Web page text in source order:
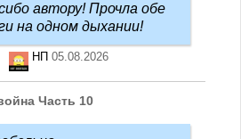
автору! Прочла обе
на одном дыхании!
НП 05.08.2026
Часть 10